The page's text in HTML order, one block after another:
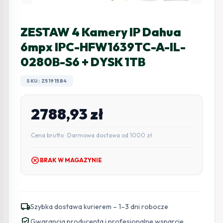
ZESTAW 4 Kamery IP Dahua
6mpx IPC-HFW1639TC-A-IL-
0280B-S6 + DYSK 1TB
SKU: Z51915B4
2788,93zł
Cena brutto · Darmowa dostawa od 1000 zł
cancel BRAK W MAGAZYNIE
local_shippingSzybka dostawa kurierem – 1–3 dni robocze